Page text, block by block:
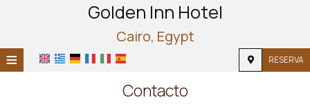
Golden Inn Hotel
Cairo, Egypt
≡ RESERVA
INICIO
Contacto